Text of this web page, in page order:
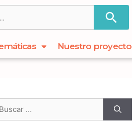
Nuestro proyecto